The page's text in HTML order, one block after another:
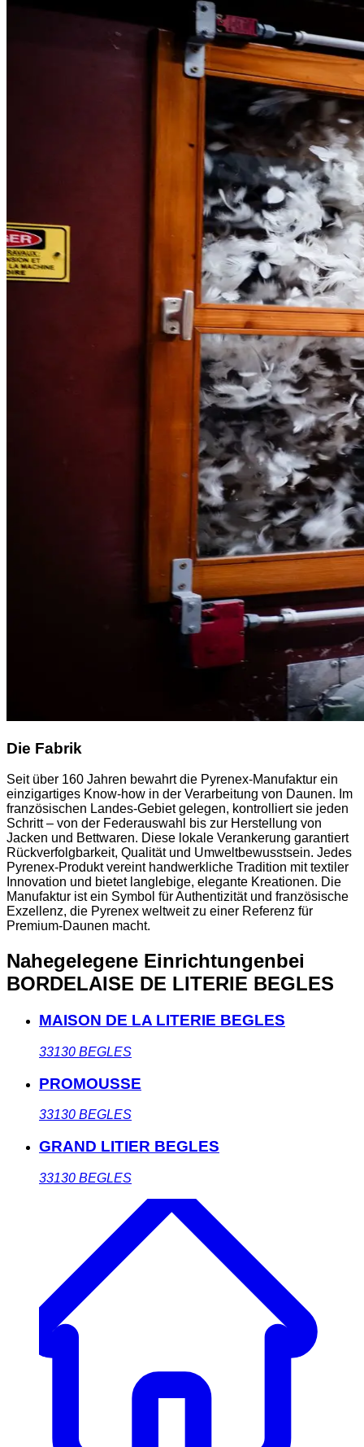
Die Fabrik
Seit über 160 Jahren bewahrt die Pyrenex-Manufaktur ein
einzigartiges Know-how in der Verarbeitung von Daunen. Im
französischen Landes-Gebiet gelegen, kontrolliert sie jeden
Schritt – von der Federauswahl bis zur Herstellung von
Jacken und Bettwaren. Diese lokale Verankerung garantiert
Rückverfolgbarkeit, Qualität und Umweltbewusstsein. Jedes
Pyrenex-Produkt vereint handwerkliche Tradition mit textiler
Innovation und bietet langlebige, elegante Kreationen. Die
Manufaktur ist ein Symbol für Authentizität und französische
Exzellenz, die Pyrenex weltweit zu einer Referenz für
Premium-Daunen macht.
Nahegelegene Einrichtungenbei
BORDELAISE DE LITERIE BEGLES
MAISON DE LA LITERIE BEGLES
33130 BEGLES
PROMOUSSE
33130 BEGLES
GRAND LITIER BEGLES
33130 BEGLES